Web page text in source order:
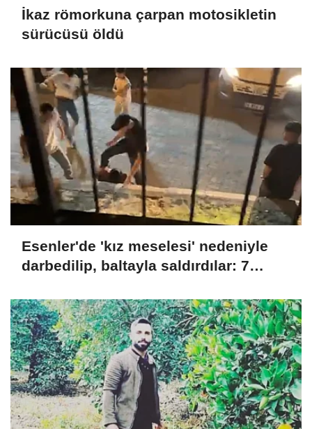
İkaz römorkuna çarpan motosikletin
sürücüsü öldü
Esenler'de 'kız meselesi' nedeniyle
darbedilip, baltayla saldırdılar: 7